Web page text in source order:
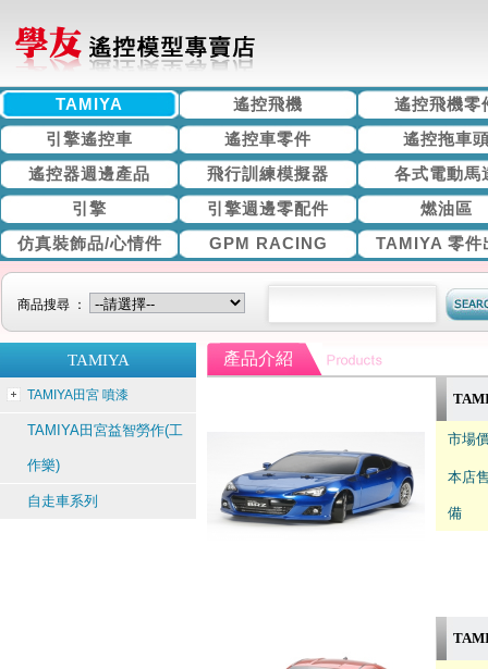
TAMIYA 遙控飛機
遙控飛機零
引擎遙控車
遙控車零件
遙控拖車
遙控器週邊產品
飛行訓練模擬器
各式電動馬
引擎
引擎週邊零配件
燃油區
仿真裝飾品/心情件
GPM RACING TAMIYA 零件
商品搜尋 ：
TAMIYA
TAMIYA田宮 噴漆
TAMIYA田宮益智勞作(工
作樂)
自走車系列
產品介紹
市場
本店
備